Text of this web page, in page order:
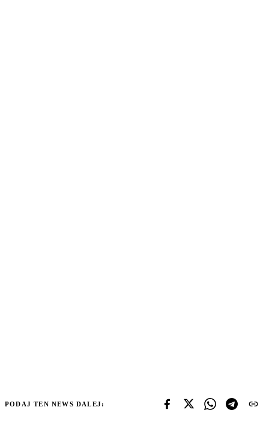
PODAJ TEN NEWS DALEJ: